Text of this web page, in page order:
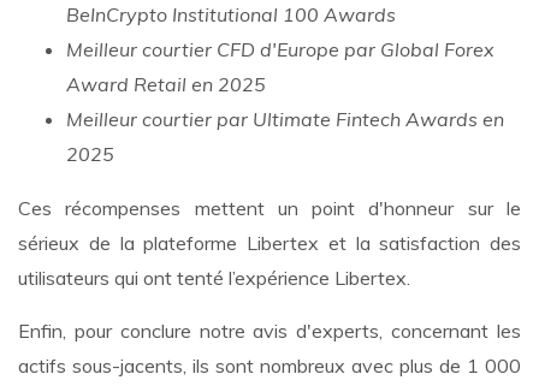
BeInCrypto Institutional 100 Awards
Meilleur courtier CFD d'Europe par Global Forex
Award Retail en 2025
Meilleur courtier par Ultimate Fintech Awards en
2025
Ces récompenses mettent un point d'honneur sur le
sérieux de la plateforme Libertex et la satisfaction des
utilisateurs qui ont tenté l’expérience Libertex.
Enfin, pour conclure notre avis d'experts, concernant les
actifs sous-jacents, ils sont nombreux avec plus de 1 000